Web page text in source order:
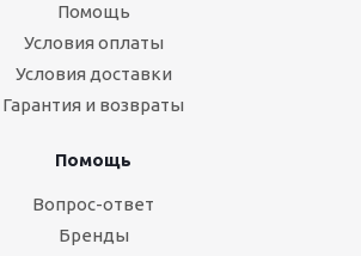
Помощь
Условия оплаты
Условия доставки
Гарантия и возвраты
Помощь
Вопрос-ответ
Бренды